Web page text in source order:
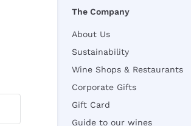
The Company
About Us
Sustainability
Wine Shops & Restaurants
Corporate Gifts
Gift Card
Guide to our wines